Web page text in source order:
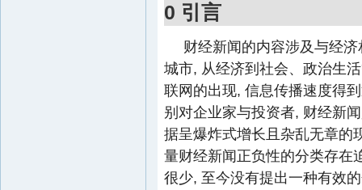
0 引言
财经新闻的内容涉及与经
城市, 从经济到社会、政治生
联网的出现, 信息传播速度得
别对企业家与投资者, 财经新
据呈爆炸式增长且杂乱无章的
量财经新闻正负性的分类存在
很少, 至今没有提出一种有效